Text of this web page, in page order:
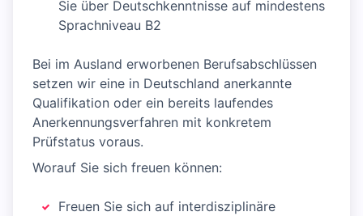
Sie über Deutschkenntnisse auf mindestens
Sprachniveau B2
Bei im Ausland erworbenen Berufsabschlüssen
setzen wir eine in Deutschland anerkannte
Qualifikation oder ein bereits laufendes
Anerkennungsverfahren mit konkretem
Prüfstatus voraus.
Worauf Sie sich freuen können:
Freuen Sie sich auf interdisziplinäre